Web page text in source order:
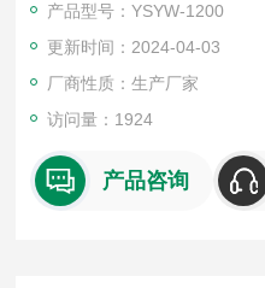
可靠性的一种重要试验设备
普遍使用行业：汽车零部件、
料的防护层以及工业产品的盐雾
产品型号：YSYW-1200
更新时间：2024-04-03
厂商性质：生产厂家
访问量：1924
产品咨询